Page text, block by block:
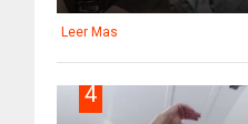
Leer Mas
4